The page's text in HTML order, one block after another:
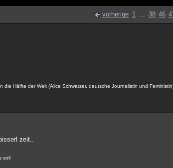
vorherige 1 ... 38 46
Hälfte der Welt (Alice Schwarzer, deutsche Journalistin und
zeit..
soll